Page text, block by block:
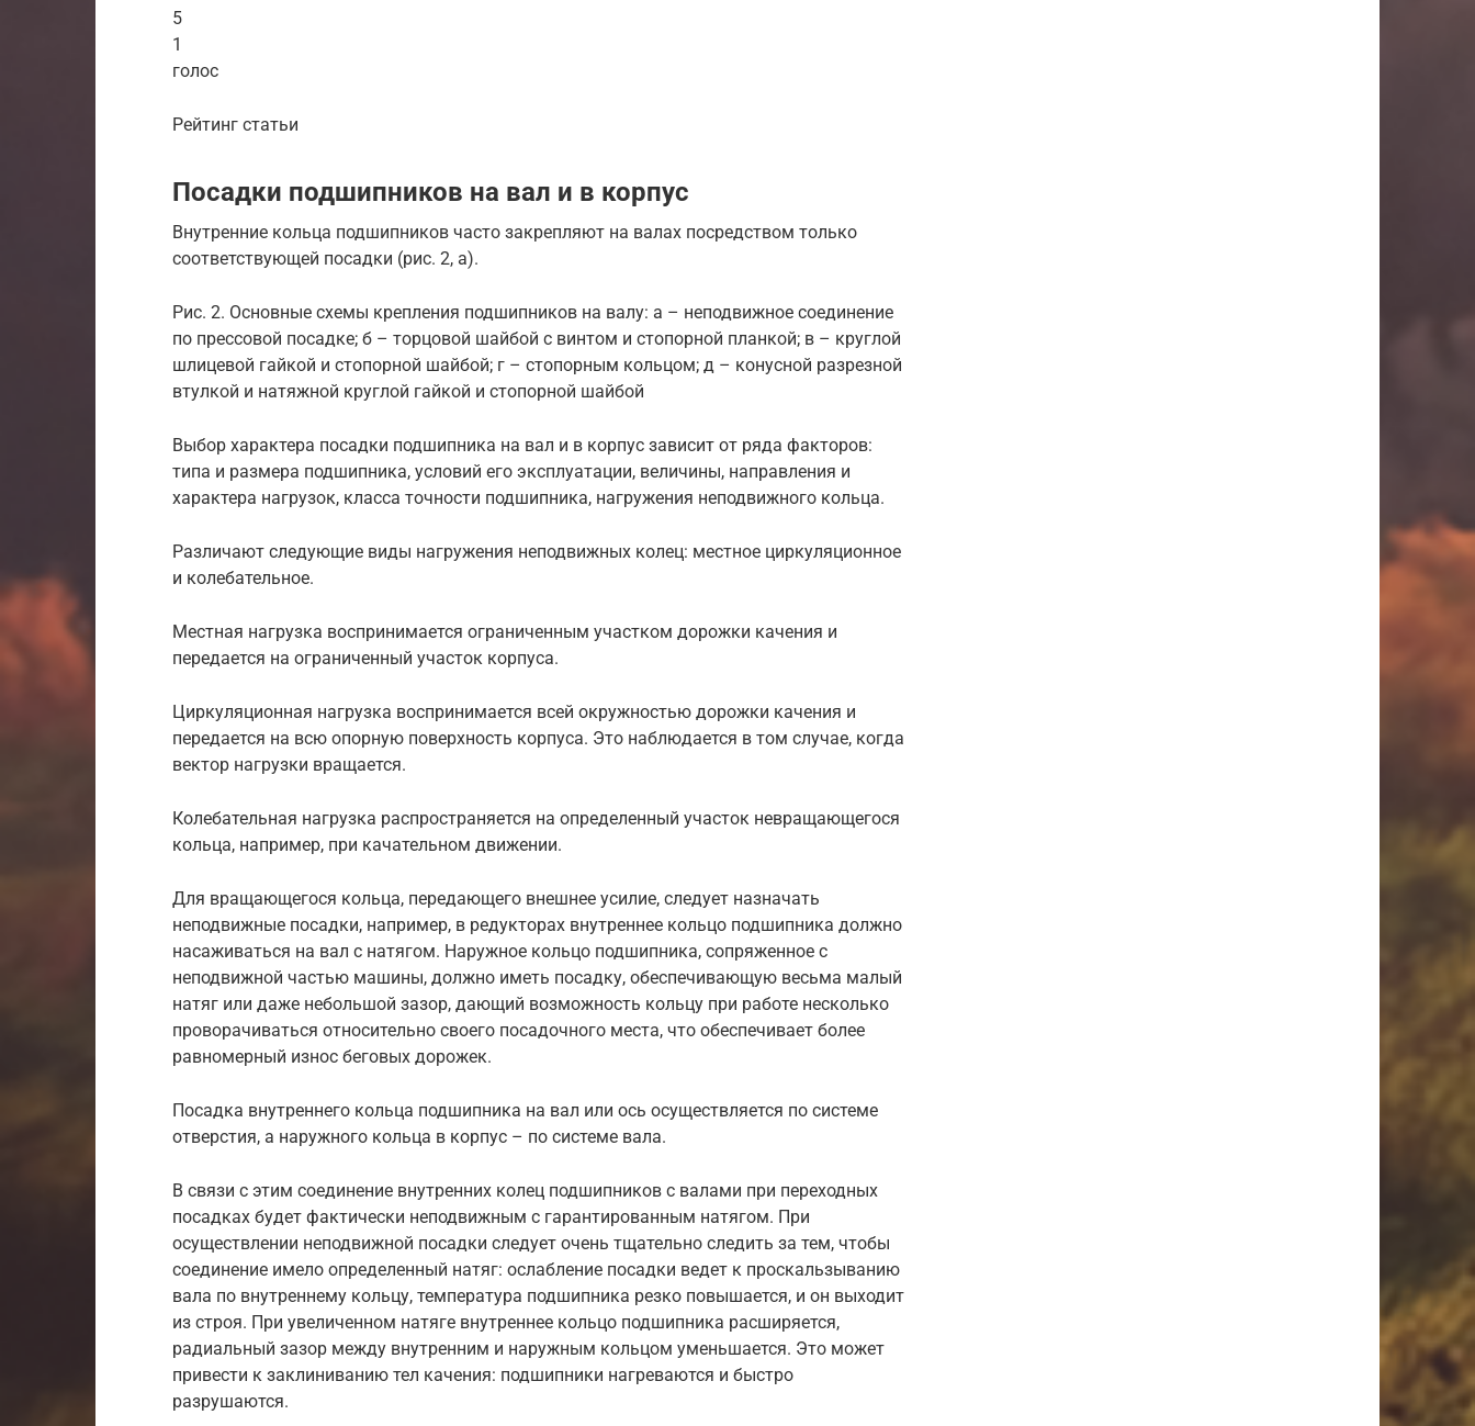
5
1
голос
Рейтинг статьи
Посадки подшипников на вал и в корпус
Внутренние кольца подшипников часто закрепляют на валах посредством только
соответствующей посадки (рис. 2, а).
Рис. 2. Основные схемы крепления подшипников на валу: а – неподвижное соединение
по прессовой посадке; б – торцовой шайбой с винтом и стопорной планкой; в – круглой
шлицевой гайкой и стопорной шайбой; г – стопорным кольцом; д – конусной разрезной
втулкой и натяжной круглой гайкой и стопорной шайбой
Выбор характера посадки подшипника на вал и в корпус зависит от ряда факторов:
типа и размера подшипника, условий его эксплуатации, величины, направления и
характера нагрузок, класса точности подшипника, нагружения неподвижного кольца.
Различают следующие виды нагружения неподвижных колец: местное циркуляционное
и колебательное.
Местная нагрузка воспринимается ограниченным участком дорожки качения и
передается на ограниченный участок корпуса.
Циркуляционная нагрузка воспринимается всей окружностью дорожки качения и
передается на всю опорную поверхность корпуса. Это наблюдается в том случае, когда
вектор нагрузки вращается.
Колебательная нагрузка распространяется на определенный участок невращающегося
кольца, например, при качательном движении.
Для вращающегося кольца, передающего внешнее усилие, следует назначать
неподвижные посадки, например, в редукторах внутреннее кольцо подшипника должно
насаживаться на вал с натягом. Наружное кольцо подшипника, сопряженное с
неподвижной частью машины, должно иметь посадку, обеспечивающую весьма малый
натяг или даже небольшой зазор, дающий возможность кольцу при работе несколько
проворачиваться относительно своего посадочного места, что обеспечивает более
равномерный износ беговых дорожек.
Посадка внутреннего кольца подшипника на вал или ось осуществляется по системе
отверстия, а наружного кольца в корпус – по системе вала.
В связи с этим соединение внутренних колец подшипников с валами при переходных
посадках будет фактически неподвижным с гарантированным натягом. При
осуществлении неподвижной посадки следует очень тщательно следить за тем, чтобы
соединение имело определенный натяг: ослабление посадки ведет к проскальзыванию
вала по внутреннему кольцу, температура подшипника резко повышается, и он выходит
из строя. При увеличенном натяге внутреннее кольцо подшипника расширяется,
радиальный зазор между внутренним и наружным кольцом уменьшается. Это может
привести к заклиниванию тел качения: подшипники нагреваются и быстро
разрушаются.